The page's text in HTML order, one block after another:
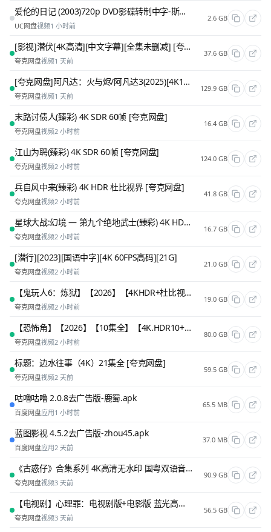
爱伦的日记 (2003)720p DVD影碟转制中字-斯蒂芬金计划
UC网盘视频1 小时前
2.6 GB
[影视]潜伏[4K高清][中文字幕][全集未删减] [夸克网盘]
夸克网盘视频1 天前
37.6 GB
[夸克网盘]阿凡达：火与烬/阿凡达3(2025)[4K120fps][附前两部][国英双语/中英字幕][共42.3G] [夸克网盘]
夸克网盘视频1 天前
129.9 GB
末路讨债人(臻彩) 4K SDR 60帧 [夸克网盘]
夸克网盘视频2 小时前
16.4 GB
江山为聘(臻彩) 4K SDR 60帧 [夸克网盘]
夸克网盘视频2 小时前
124.0 GB
兵自风中来(臻彩) 4K HDR 杜比视界 [夸克网盘]
夸克网盘视频2 小时前
41.8 GB
星球大战:幻境 — 第九个绝地武士(臻彩) 4K HDR杜比视界 [夸克网盘]
夸克网盘视频2 小时前
16.7 GB
[潜行][2023][国语中字][4K 60FPS高码][21G]
夸克网盘视频2 小时前
21.0 GB
【鬼玩人6：炼狱】【2026】【4KHDR+杜比视界】【中文字幕】【19.4G】
夸克网盘视频2 小时前
19.0 GB
【恐怖角】【2026】【10集全】【4K.HDR10+】【中文字幕】【杜比全景声】
夸克网盘视频2 小时前
80.0 GB
标题：边水往事（4K）21集全 [夸克网盘]
夸克网盘视频2 天前
59.5 GB
咕噜咕噜 2.0.8去广告版-鹿蜀.apk
百度网盘应用1 小时前
65.5 MB
蓝图影视 4.5.2去广告版-zhou45.apk
百度网盘应用2 天前
37.0 MB
《古惑仔》合集系列 4K高清无水印 国粤双语音轨 简繁字幕 [夸克网盘]
夸克网盘视频3 天前
90.9 GB
【电视剧】心理罪：电视剧版+电影版 蓝光高清/完整版/1080P/中英字幕 [夸克网盘]
夸克网盘视频3 天前
56.5 GB